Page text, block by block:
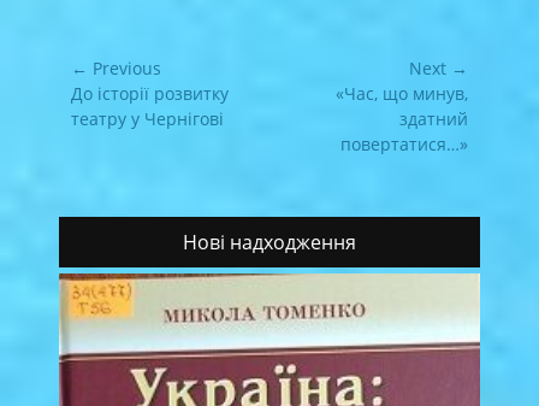
Навігація
записів
← Previous
Previous
post:
До історії розвитку
театру у Чернігові
Next →
«Час, що минув,
здатний
повертатися…»
Нові надходження